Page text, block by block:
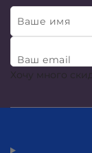
Ваше имя
Ваш email
Хочу много